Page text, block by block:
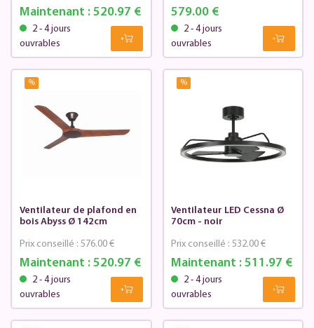
Maintenant :520.97 €
2 - 4 jours
ouvrables
579.00 €
2 - 4 jours
ouvrables
%
Ventilateur de plafond en
bois Abyss Ø 142cm
Maintenant :520.97 €
Prix conseillé : 576.00 €
2 - 4 jours
ouvrables
%
Ventilateur LED Cessna Ø
70cm - noir
Maintenant : 511.97 €
Prix conseillé : 532.00 €
2 - 4 jours
ouvrables